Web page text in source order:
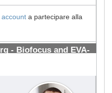
a partecipare alla
- Biofocus and EVA-